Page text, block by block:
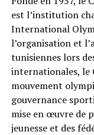
est l’institution
International
l’organisation et
tunisiennes lors
internationales, le
mouvement
gouvernance
mise en œuvre de
jeunesse et des